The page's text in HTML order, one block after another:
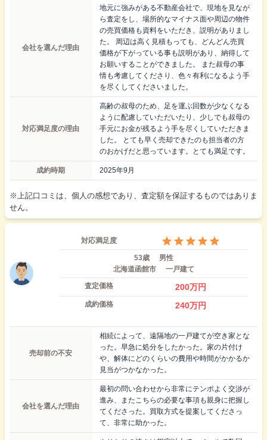
会社を選んだ理由
地元に強みがある不動産会社で、現地を見なが
ら査定をし、場所的なマイナス面や周辺の物件
の売買価格も資料をいただき、説明がありまし
た。 周辺は高く見積もっても、どんどん売買
価格が下がっている事も説明があり、納得して
お願いすることができました。 また叔母の事
情も考慮してくださり、色々有利になるよう手
を尽くしてくださいました。
対応満足度の理由
高齢の叔母のため、足を運ぶ回数が少なくなる
ように配慮していただいたり、少しでも叔母の
手元にお金が残るよう手を尽くしていただきま
した。 とても早く売却できたのも担当者の方
のおかげだと思っています。とても満足です。
成約時期 2025年9月
※上記口コミは、個人の感想であり、査定額を保証するものではありま
せん。
対応満足度
53歳
男性
北海道函館市
一戸建て
査定価格
200万円
成約価格 240万円
売却前の不安
相続によって、遠隔地の一戸建てが空き家とな
った。早急に処分をしたかった。家の片付け
や、解体にどのくらいの費用や時間がかかるか
見当がつかなかった。
会社を選んだ理由
最初の問い合わせから非常にテンポよく交渉が
進み、またこちらの必要な事項も親身に把握し
てくださった。買取方式を提案してくださっ
て、非常に助かった。